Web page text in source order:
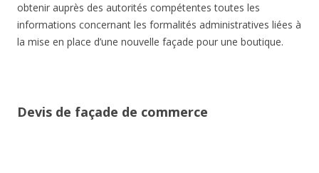
obtenir auprès des autorités compétentes toutes les
informations concernant les formalités administratives liées à
la mise en place d’une nouvelle façade pour une boutique.
Devis de façade de commerce